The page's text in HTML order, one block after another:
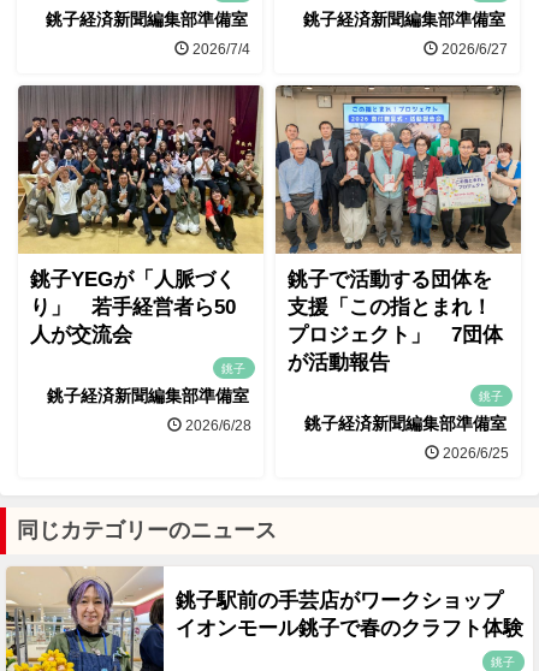
銚子経済新聞編集部準備室
2026/7/4
銚子経済新聞編集部準備室
2026/6/27
銚子YEGが「人脈づく
り」 若手経営者ら50
人が交流会
銚子
銚子経済新聞編集部準備室
2026/6/28
銚子で活動する団体を
支援「この指とまれ！
プロジェクト」 7団体
が活動報告
銚子
銚子経済新聞編集部準備室
2026/6/25
同じカテゴリーのニュース
銚子駅前の手芸店がワークショップ
イオンモール銚子で春のクラフト体験
銚子